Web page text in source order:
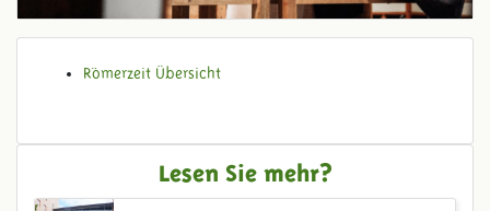
Römerzeit Übersicht
Lesen Sie mehr?